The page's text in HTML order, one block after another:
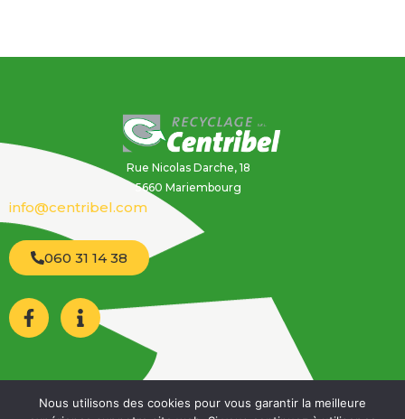
Rue Nicolas Darche, 18
5660 Mariembourg
info@centribel.com
060 31 14 38
Nous utilisons des cookies pour vous garantir la meilleure